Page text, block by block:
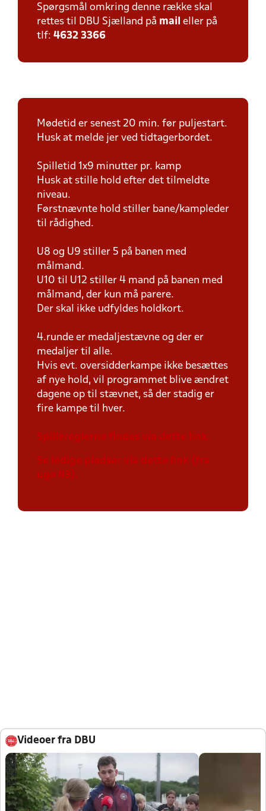
Spørgsmål omkring denne række skal
rettes til DBU Sjælland på mail eller på
tlf: 4632 3366
Mødetid er senest 20 min. før puljestart.
Husk at melde jer ved tidtagerbordet.
Spilletid 1x9 minutter pr. kamp
Husk at stille hold efter det tilmeldte
niveau.
Førstnævnte hold stiller bane/kampleder
til rådighed.
U8 og U9 stiller 5 på banen med
målmand.
U10 til U12 stiller 4 mand på banen med
målmand, der kun må parere.
Der skal ikke udfyldes holdkort.
4.runde er medaljestævne og der er
medaljer til alle.
Hvis evt. oversidderkampe ikke besættes
af nye hold, vil programmet blive ændret
dagene op til stævnet, så der stadig er
fire kampe til hver.
Spillereglerne findes via dette link.
Se ledige pladser via dette link (fra
uge 43).
Videoer fra DBU